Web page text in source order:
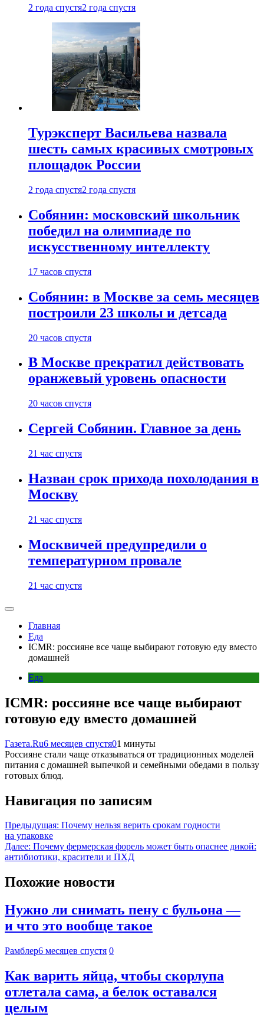
2 года спустя2 года спустя
Турэксперт Васильева назвала
шесть самых красивых смотровых
площадок России
2 года спустя2 года спустя
Собянин: московский школьник
победил на олимпиаде по
искусственному интеллекту
17 часов спустя
Собянин: в Москве за семь месяцев
построили 23 школы и детсада
20 часов спустя
В Москве прекратил действовать
оранжевый уровень опасности
20 часов спустя
Сергей Собянин. Главное за день
21 час спустя
Назван срок прихода похолодания в
Москву
21 час спустя
Москвичей предупредили о
температурном провале
21 час спустя
Главная
Еда
ICMR: россияне все чаще выбирают готовую еду вместо
домашней
Еда
ICMR: россияне все чаще выбирают
готовую еду вместо домашней
Газета.Ru6 месяцев спустя01 минуты
Россияне стали чаще отказываться от традиционных моделей
питания с домашней выпечкой и семейными обедами в пользу
готовых блюд.
Навигация по записям
Предыдущая: Почему нельзя верить срокам годности
на упаковке
Далее: Почему фермерская форель может быть опаснее дикой:
антибиотики, красители и ПХД
Похожие новости
Нужно ли снимать пену с бульона —
и что это вообще такое
Рамблер6 месяцев спустя 0
Как варить яйца, чтобы скорлупа
отлетала сама, а белок оставался
целым